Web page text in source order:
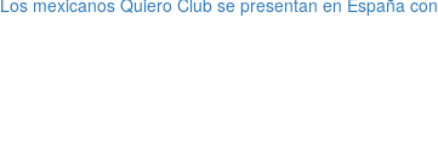
Los mexicanos Quiero Club se presentan en España